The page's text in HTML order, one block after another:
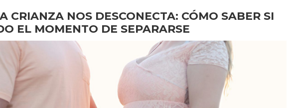
CRIANZA NOS DESCONECTA: CÓMO SABER SI
EL MOMENTO DE SEPARARSE